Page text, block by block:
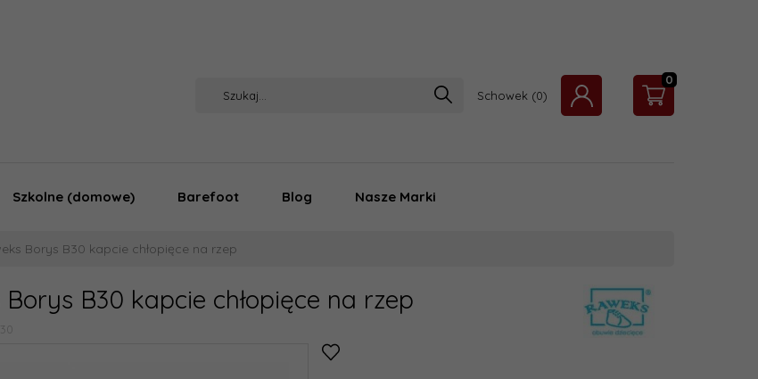
Schowek
0
Szkolne (domowe) Barefoot Blog Nasze Marki
Borys B30 kapcie chłopięce na rzep
Borys B30 kapcie chłopięce na rzep